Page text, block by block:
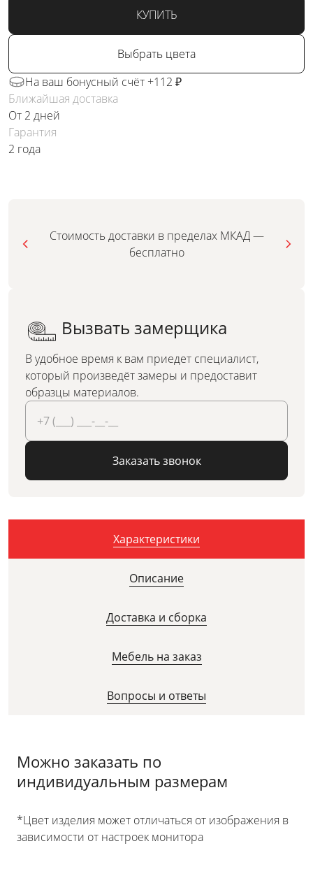
КУПИТЬ
Выбрать цвета
На ваш бонусный счёт +112 ₽
Ближайшая доставка
От 2 дней
Гарантия
2 года
Стоимость доставки в пределах МКАД —
бесплатно
Вызвать замерщика
В удобное время к вам приедет специалист,
который произведёт замеры и предоставит
образцы материалов.
Заказать звонок
Характеристики
Описание
Доставка и сборка
Мебель на заказ
Вопросы и ответы
Можно заказать по
индивидуальным размерам
*Цвет изделия может отличаться от изображения в
зависимости от настроек монитора